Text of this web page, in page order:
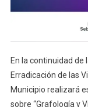
En la continuidad de
Erradicación de las
Municipio realizará
sobre “Grafología y